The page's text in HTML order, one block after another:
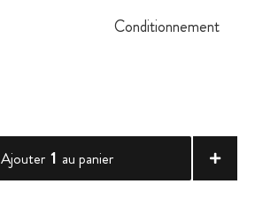
Conditionnement
Ajouter 1 au panier